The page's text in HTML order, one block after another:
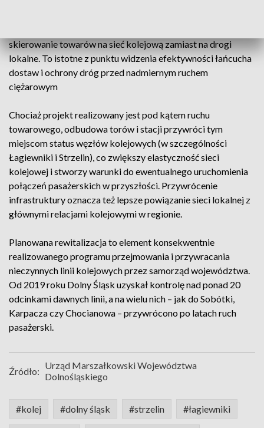
skierowanie towarów na sieć kolejową zamiast na drogi
lokalne. To istotne z punktu widzenia efektywności łańcucha
dostaw i ochrony dróg przed nadmiernym ruchem
ciężarowym
Chociaż projekt realizowany jest pod kątem ruchu
towarowego, odbudowa torów i stacji przywróci tym
miejscom status węzłów kolejowych (w szczególności
Łagiewniki i Strzelin), co zwiększy elastyczność sieci
kolejowej i stworzy warunki do ewentualnego uruchomienia
połączeń pasażerskich w przyszłości. Przywrócenie
infrastruktury oznacza też lepsze powiązanie sieci lokalnej z
głównymi relacjami kolejowymi w regionie.
Planowana rewitalizacja to element konsekwentnie
realizowanego programu przejmowania i przywracania
nieczynnych linii kolejowych przez samorząd województwa.
Od 2019 roku Dolny Śląsk uzyskał kontrolę nad ponad 20
odcinkami dawnych linii, a na wielu nich – jak do Sobótki,
Karpacza czy Chocianowa – przywrócono po latach ruch
pasażerski.
Źródło: Urząd Marszałkowski Województwa
Dolnośląskiego
#kolej #dolny śląsk #strzelin #łagiewniki